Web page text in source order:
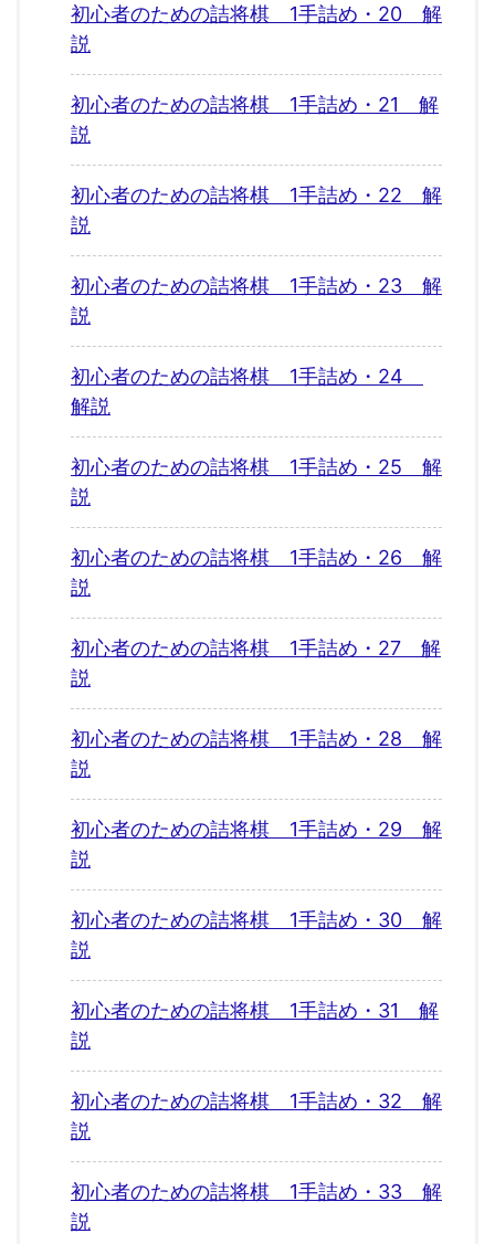
初心者のための詰将棋 1手詰め・20 解
説
初心者のための詰将棋 1手詰め・21 解
説
初心者のための詰将棋 1手詰め・22 解
説
初心者のための詰将棋 1手詰め・23 解
説
初心者のための詰将棋 1手詰め・24
解説
初心者のための詰将棋 1手詰め・25 解
説
初心者のための詰将棋 1手詰め・26 解
説
初心者のための詰将棋 1手詰め・27 解
説
初心者のための詰将棋 1手詰め・28 解
説
初心者のための詰将棋 1手詰め・29 解
説
初心者のための詰将棋 1手詰め・30 解
説
初心者のための詰将棋 1手詰め・31 解
説
初心者のための詰将棋 1手詰め・32 解
説
初心者のための詰将棋 1手詰め・33 解
説